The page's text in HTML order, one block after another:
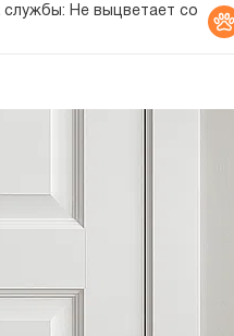
службы: Не выцветает со